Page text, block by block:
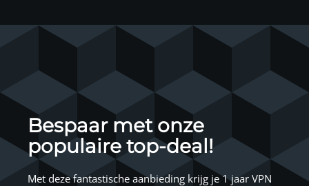
Bespaar met onze
populaire top-deal!
Met deze fantastische aanbieding krijg je 1 jaar VPN